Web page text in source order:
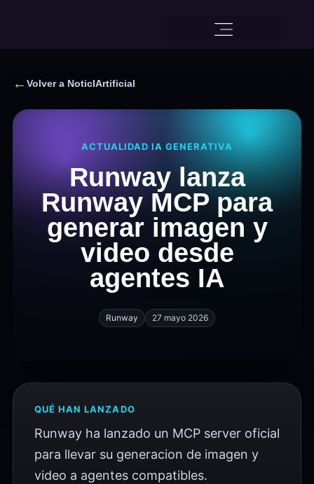
← Volver a NoticIArtificial
ACTUALIDAD IA GENERATIVA
Runway lanza
Runway MCP para
generar imagen y
video desde
agentes IA
Runway 27 mayo 2026
QUÉ HAN LANZADO
Runway ha lanzado un MCP server oficial
para llevar su generacion de imagen y
video a agentes compatibles.